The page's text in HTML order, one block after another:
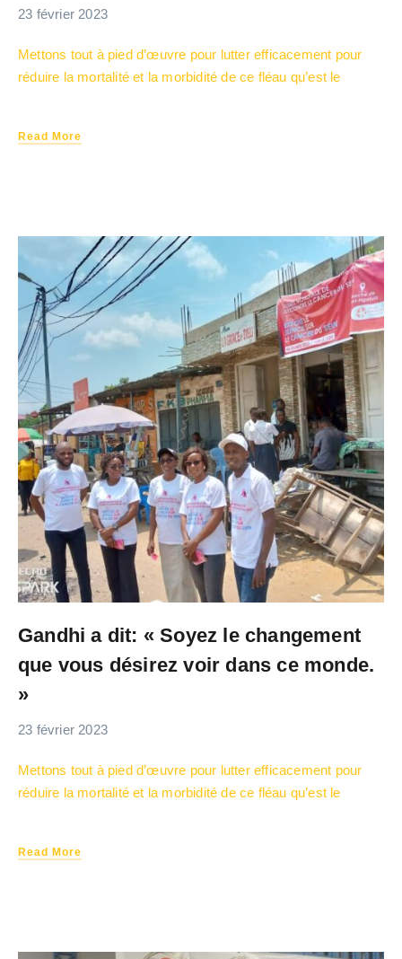
23 février 2023
Mettons tout à pied d’œuvre pour lutter efficacement pour
réduire la mortalité et la morbidité de ce fléau qu’est le
Read More
Gandhi a dit: « Soyez le changement
que vous désirez voir dans ce monde.
»
23 février 2023
Mettons tout à pied d’œuvre pour lutter efficacement pour
réduire la mortalité et la morbidité de ce fléau qu’est le
Read More